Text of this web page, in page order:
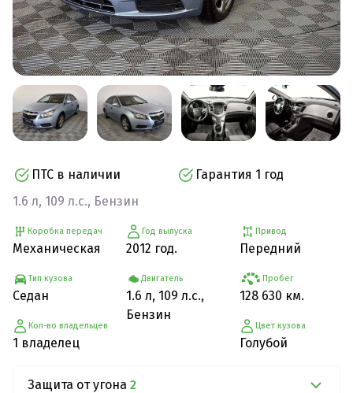
ПТС в наличии
Гарантия 1 год
1.6 л, 109 л.с., Бензин
Коробка передач
Механическая
Тип кузова
Седан
Кол-во владельцев
1 владелец
Год выпуска
2012 год.
Двигатель
1.6 л, 109 л.с.,
Бензин
Привод
Передний
Пробег
128 630 км.
Цвет кузова
Голубой
Защита от угона 2